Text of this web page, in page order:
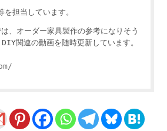
を担当しています。
、オーダー家具製作の参考になりそう
関連の動画を随時更新しています。